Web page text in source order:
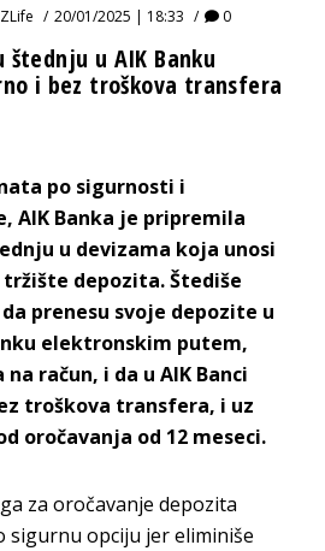
20/01/2025 | 18:33 0
u AIK Banku
i bez troškova transfera
po sigurnosti i
AIK Banka je pripremila
u devizama koja unosi
tržište depozita. Štediše
prenesu svoje depozite u
elektronskim putem,
račun, i da u AIK Banci
troškova transfera, i uz
oročavanja od 12 meseci.
za oročavanje depozita
sigurnu opciju jer eliminiše